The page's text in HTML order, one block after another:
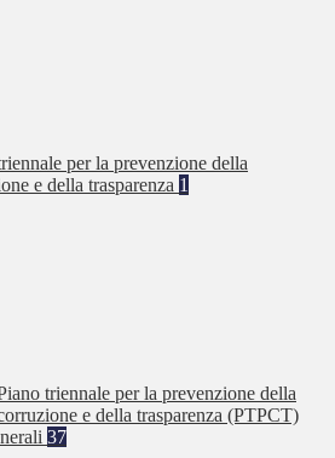
per la prevenzione della
e della trasparenza 1
triennale per la prevenzione della
e della trasparenza (PTPCT)
37